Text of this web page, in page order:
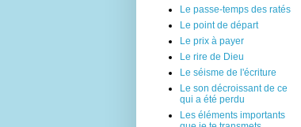
Le passe-temps des ratés
Le point de départ
Le prix à payer
Le rire de Dieu
Le séisme de l'écriture
Le son décroissant de ce
qui a été perdu
Les éléments importants